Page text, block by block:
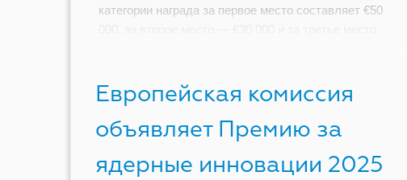
категории награда за первое место составляет €50
Европейская комиссия
объявляет Премию за
ядерные инновации 2025